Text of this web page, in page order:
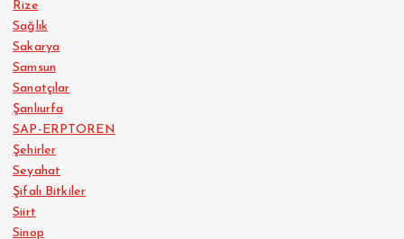
Rize
Sağlık
Sakarya
Samsun
Sanatçılar
Şanlıurfa
SAP-ERPTOREN
Şehirler
Seyahat
Şifalı Bitkiler
Siirt
Sinop